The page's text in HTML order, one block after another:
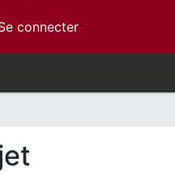
connecter(current)